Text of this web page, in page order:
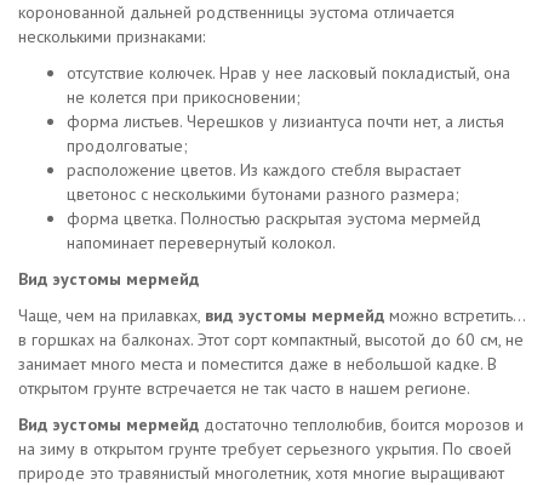
коронованной дальней родственницы эустома отличается
несколькими признаками:
отсутствие колючек. Нрав у нее ласковый покладистый, она
не колется при прикосновении;
форма листьев. Черешков у лизиантуса почти нет, а листья
продолговатые;
расположение цветов. Из каждого стебля вырастает
цветонос с несколькими бутонами разного размера;
форма цветка. Полностью раскрытая эустома мермейд
напоминает перевернутый колокол.
Вид эустомы мермейд
Чаще, чем на прилавках, вид эустомы мермейд можно встретить…
в горшках на балконах. Этот сорт компактный, высотой до 60 см, не
занимает много места и поместится даже в небольшой кадке. В
открытом грунте встречается не так часто в нашем регионе.
Вид эустомы мермейд достаточно теплолюбив, боится морозов и
на зиму в открытом грунте требует серьезного укрытия. По своей
природе это травянистый многолетник, хотя многие выращивают